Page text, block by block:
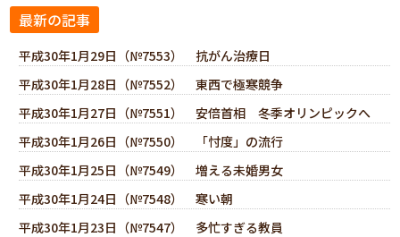
最新の記事
平成30年1月29日（№7553） 抗がん治療日
平成30年1月28日（№7552） 東西で極寒競争
平成30年1月27日（№7551） 安倍首相 冬季オリンピックへ
平成30年1月26日（№7550） 「忖度」の流行
平成30年1月25日（№7549） 増える未婚男女
平成30年1月24日（№7548） 寒い朝
平成30年1月23日（№7547） 多忙すぎる教員